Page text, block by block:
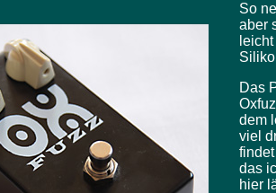
So
aber
Das
dem
viel
das
hier